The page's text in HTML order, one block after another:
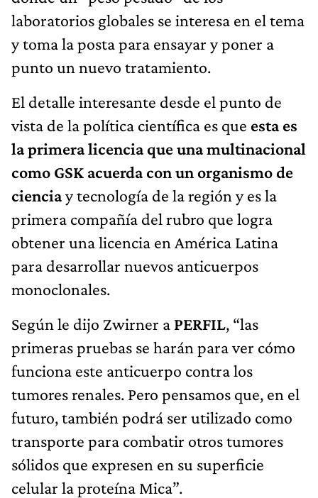
laboratorios globales se interesa en el tema
y toma la posta para ensayar y poner a
punto un nuevo tratamiento.
El detalle interesante desde el punto de
vista de la política científica es que esta es
la primera licencia que una multinacional
como GSK acuerda con un organismo de
cienciay tecnología de la región y es la
primera compañía del rubro que logra
obtener una licencia en América Latina
para desarrollar nuevos anticuerpos
monoclonales.
Según le dijo Zwirner a PERFIL, “las
primeras pruebas se harán para ver cómo
funciona este anticuerpo contra los
tumores renales. Pero pensamos que, en el
futuro, también podrá ser utilizado como
transporte para combatir otros tumores
sólidos que expresen en su superficie
celular la proteína Mica”.